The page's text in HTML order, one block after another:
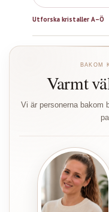
Utforska kristaller A–Ö
BAKOM
Varmt
Vi är personerna bakom